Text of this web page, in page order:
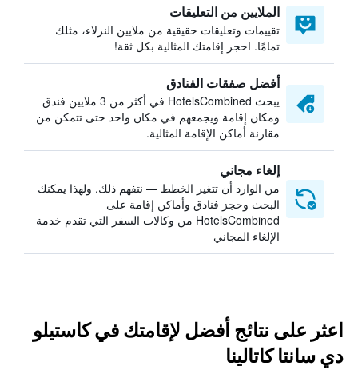
الملايين من التعليقات
تقييمات وتعليقات حقيقية من ملايين النزلاء، مثلك
تمامًا. احجز إقامتك المثالية بكل ثقة!
أفضل صفقات الفنادق
يبحث HotelsCombined في أكثر من 3 ملايين فندق
ومكان إقامة ويجمعهم في مكان واحد حتى تتمكن من
مقارنة أماكن الإقامة المثالية.
إلغاء مجاني
من الوارد أن تتغير الخطط — نتفهم ذلك. ولهذا يمكنك
البحث وحجز فنادق وأماكن إقامة على
HotelsCombined من وكالات السفر التي تقدم خدمة
الإلغاء المجاني
اعثر على نتائج أفضل لإقامتك في كاستيلو
دي سانتا كاتالينا